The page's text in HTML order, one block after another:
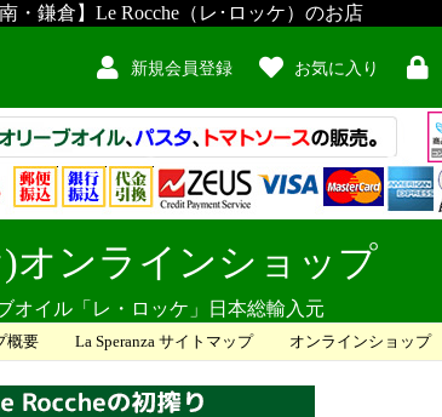
鎌倉】Le Rocche（レ･ロッケ）のお店
新規会員登録 お気に入り
)オンラインショップ
オイル「レ・ロッケ」日本総輸入元
概要 La Speranza サイトマップ オンラインショップ